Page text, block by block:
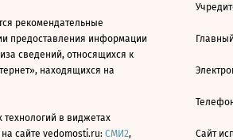
рекомендательные
предоставления информации
сведений, относящихся к
находящихся на
в виджетах
сайте vedomosti.ru: СМИ2,
Сайт